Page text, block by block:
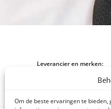
Om de beste ervaringen te
Leverancier en merken: